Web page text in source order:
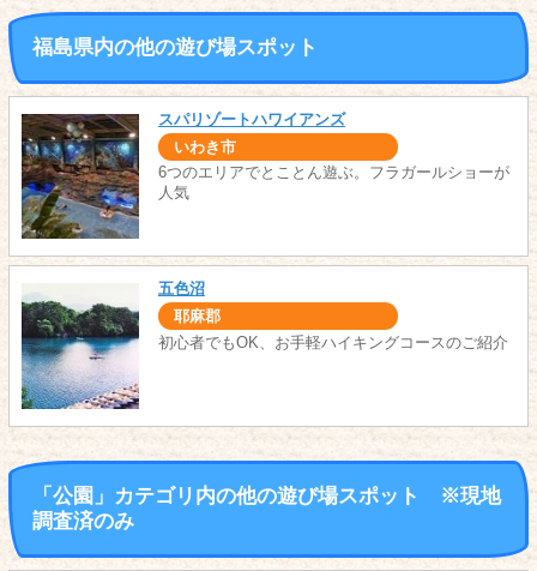
福島県内の他の遊び場スポット
スパリゾートハワイアンズ
いわき市
6つのエリアでとことん遊ぶ。フラガールショーが
人気
五色沼
耶麻郡
初心者でもOK、お手軽ハイキングコースのご紹介
「公園」カテゴリ内の他の遊び場スポット ※現地
調査済のみ